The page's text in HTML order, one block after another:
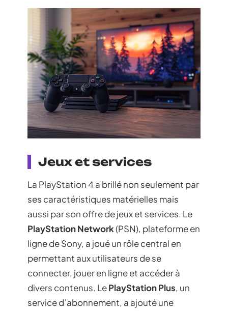
Jeux et services
La PlayStation 4 a brillé non seulement par
ses caractéristiques matérielles mais
aussi par son offre de jeux et services. Le
PlayStation Network(PSN), plateforme en
ligne de Sony, a joué un rôle central en
permettant aux utilisateurs de se
connecter, jouer en ligne et accéder à
divers contenus. LePlayStation Plus, un
service d’abonnement, a ajouté une